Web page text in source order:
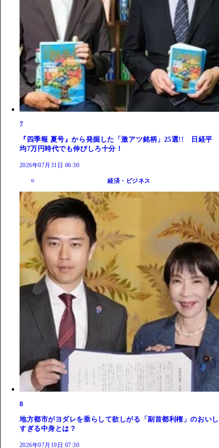
7
『四季報 夏号』から発掘した「激アツ銘柄」25選!! 日経平
均7万円時代でも伸びしろ十分！
2026年07月31日 06:30
経済・ビジネス
8
地方都市がヨダレを垂らして欲しがる「副首都利権」のおいし
すぎる中身とは？
2026年07月19日 07:30